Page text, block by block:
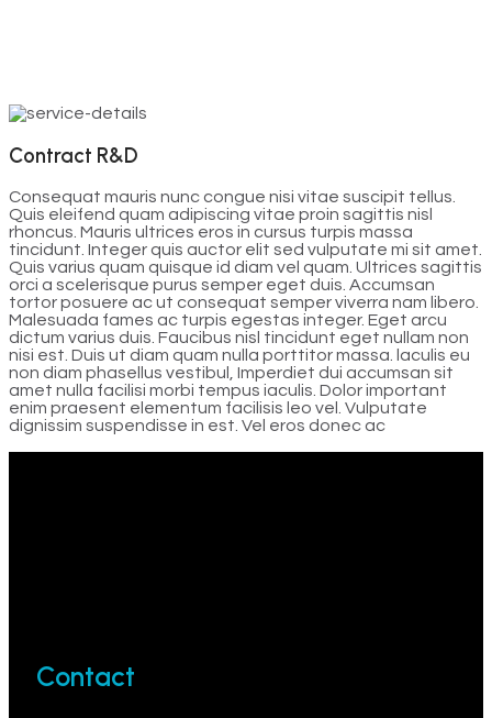
Contract R&D
Consequat mauris nunc congue nisi vitae suscipit tellus.
Quis eleifend quam adipiscing vitae proin sagittis nisl
rhoncus. Mauris ultrices eros in cursus turpis massa
tincidunt. Integer quis auctor elit sed vulputate mi sit amet.
Quis varius quam quisque id diam vel quam. Ultrices sagittis
orci a scelerisque purus semper eget duis. Accumsan
tortor posuere ac ut consequat semper viverra nam libero.
Malesuada fames ac turpis egestas integer. Eget arcu
dictum varius duis. Faucibus nisl tincidunt eget nullam non
nisi est. Duis ut diam quam nulla porttitor massa. laculis eu
non diam phasellus vestibul, Imperdiet dui accumsan sit
amet nulla facilisi morbi tempus iaculis. Dolor important
enim praesent elementum facilisis leo vel. Vulputate
dignissim suspendisse in est. Vel eros donec ac
Contact